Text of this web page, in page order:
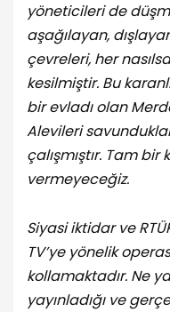
yöneticileri de
aşağılayan,
çevreleri, her
kesilmiştir. Bu
bir evladı olan
Alevileri
çalışmıştır. Tam
vermeyeceğiz.
Siyasi iktidar ve
TV’ye yönelik
kollamaktadır. Ne
yayınladığı ve